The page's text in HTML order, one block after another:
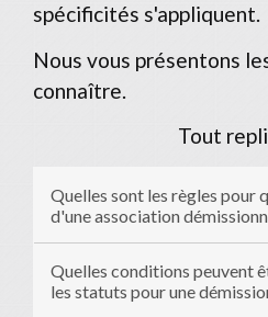
spécificités s'appliquent.
Nous vous présentons
connaître.
Tout
Quelles sont les règles pour
d'une association
Quelles conditions peuvent
les statuts pour une